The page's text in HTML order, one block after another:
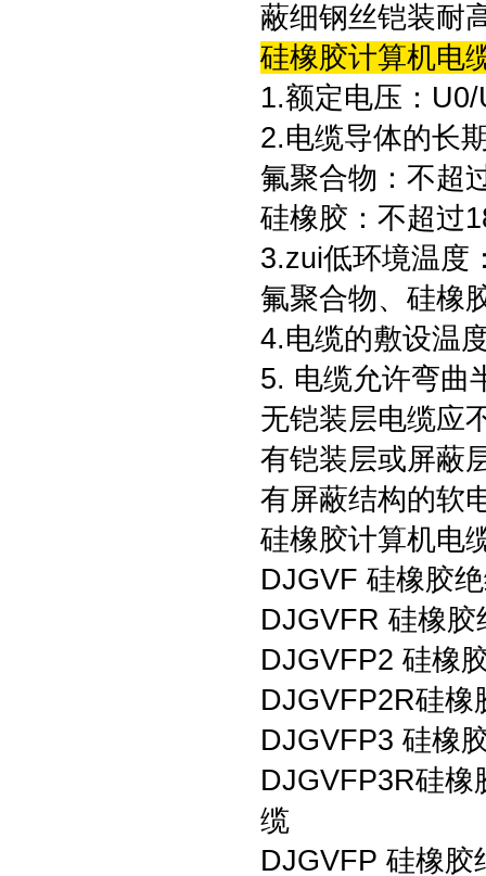
蔽细钢丝铠装耐
硅橡胶计算机电
1.额定电压：
2.电缆导体的长
氟聚合物：不超
硅橡胶：不超过
3.zui低环境温度
氟聚合物、硅橡
4.电缆的敷设温
5. 电缆允许弯曲
无铠装层电缆应
有铠装层或屏蔽
有屏蔽结构的软
硅橡胶计算机电
DJGVF 硅橡胶
DJGVFR 硅橡
DJGVFP2 硅橡
DJGVFP2R硅橡
DJGVFP3 硅橡
DJGVFP3R硅橡
缆
DJGVFP 硅橡胶